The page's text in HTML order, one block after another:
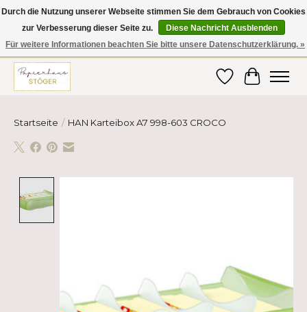
Hier finden Sie hochwertige Produkte im Bereich Schule, Büro, Papier,
Schreiben und vieles mehr! Erhalten Sie Ihre Bestellung bequem nach
Hause oder ins Büro geliefert!
Wunschzettel
Ihr
Startseite / HAN Karteibox A7 998-603 CROCO
Durch die Nutzung unserer Webseite stimmen Sie dem Gebrauch von Cookies
zur Verbesserung dieser Seite zu.
Diese Nachricht Ausblenden
Für weitere Informationen beachten Sie bitte unsere Datenschutzerklärung. »